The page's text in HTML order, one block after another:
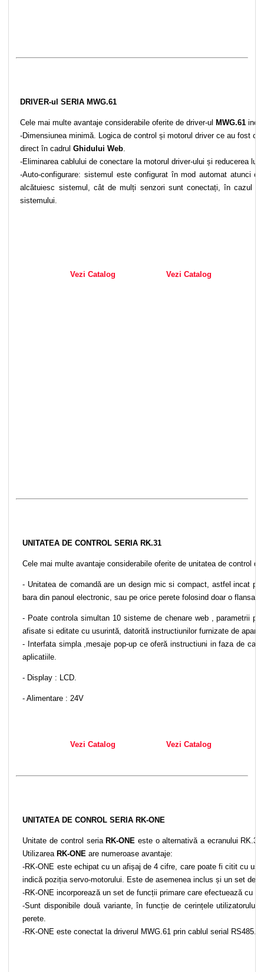
DRIVER-ul SERIA MWG.61
Cele mai multe avantaje considerabile oferite de driver-ulMWG.61
-Dimensiunea minimă. Logica de control și motorul driver ce au fost
direct în cadrulGhidului Web
-Eliminarea cablului de conectare la motorul driver-ului și reducerea
-Auto-configurare: sistemul este configurat în mod automat atunci
alcătuiesc sistemul, cât de mulți senzori sunt conectați, în cazul
sistemului.
Vezi Catalog Vezi Catalog
UNITATEA DE CONTROL SERIA RK.31
Cele mai multe avantaje considerabile oferite de unitatea de control
- Unitatea de comandă are un design mic si compact, astfel incat
bara din panoul electronic, sau pe orice perete folosind doar o flansa.
- Poate controla simultan 10 sisteme de chenare web , parametrii
afisate si editate cu usurintă, datorită instructiunilor furnizate de
- Interfata simpla ,mesaje pop-up ce oferă instructiuni in faza de
aplicatiile.
- Display : LCD.
- Alimentare : 24V
Vezi Catalog Vezi Catalog
UNITATEA DE CONROL SERIA RK-ONE
Unitate de control seriaRK-ONE este o alternativă a ecranului
UtilizareaRK-ONE are numeroase avantaje:
-RK-ONE este echipat cu un afișaj de 4 cifre, care poate fi citit cu
indică poziția servo-motorului. Este de asemenea inclus și un set de
-RK-ONE incorporează un set de funcții primare care efectuează cu
-Sunt disponibile două variante, în funcție de cerințele
perete.
-RK-ONE este conectat la driverul MWG.61 prin cablul serial RS485.